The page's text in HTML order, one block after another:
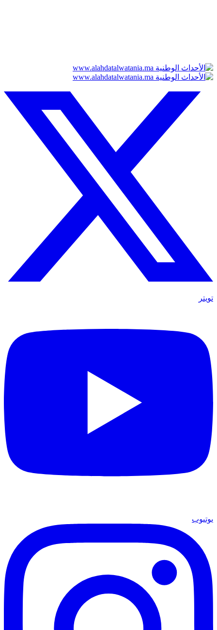
تويتر
يوتيوب